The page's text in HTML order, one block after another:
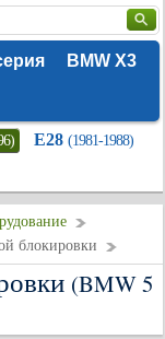
BMW X3
E28 (1981-1988)
блокировки
(BMW 5